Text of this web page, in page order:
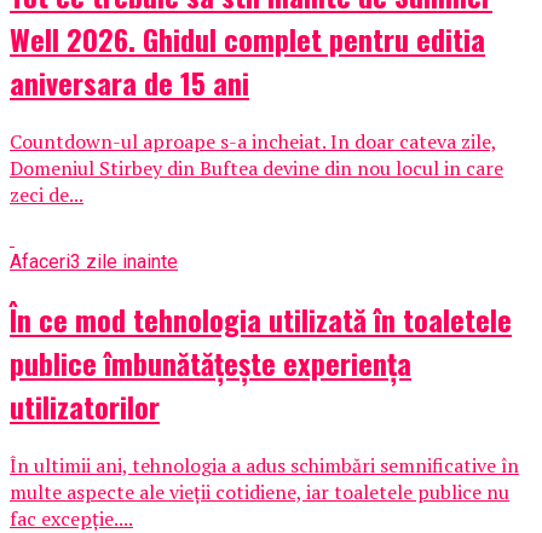
Well 2026. Ghidul complet pentru editia
aniversara de 15 ani
Countdown-ul aproape s-a incheiat. In doar cateva zile,
Domeniul Stirbey din Buftea devine din nou locul in care
zeci de...
Afaceri3 zile inainte
În ce mod tehnologia utilizată în toaletele
publice îmbunătățește experiența
utilizatorilor
În ultimii ani, tehnologia a adus schimbări semnificative în
multe aspecte ale vieții cotidiene, iar toaletele publice nu
fac excepție....